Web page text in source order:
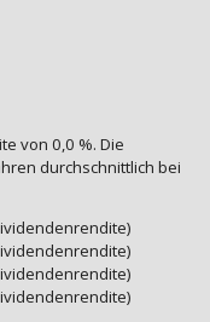
von 0,0 %. Die
durchschnittlich bei